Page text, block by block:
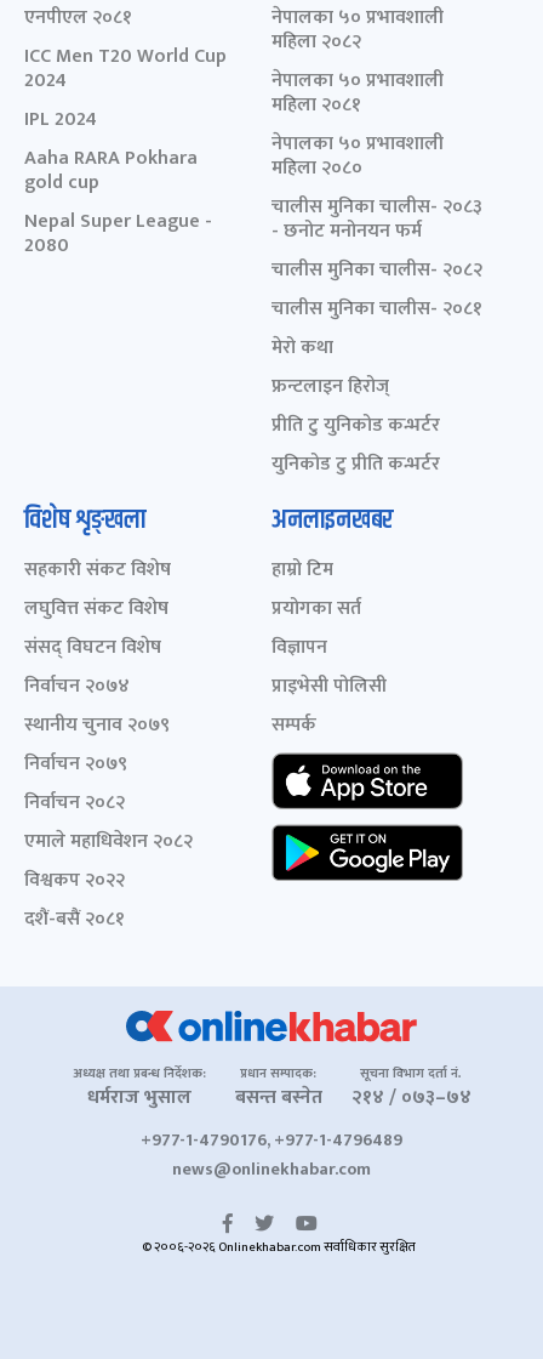
एनपीएल २०८१
ICC Men T20 World Cup
2024
IPL 2024
Aaha RARA Pokhara
gold cup
Nepal Super League -
2080
नेपालका ५० प्रभावशाली
महिला २०८२
नेपालका ५० प्रभावशाली
महिला २०८१
नेपालका ५० प्रभावशाली
महिला २०८०
चालीस मुनिका चालीस- २०८३
- छनोट मनोनयन फर्म
चालीस मुनिका चालीस- २०८२
चालीस मुनिका चालीस- २०८१
मेरो कथा
फ्रन्टलाइन हिरोज्
प्रीति टु युनिकोड कन्भर्टर
युनिकोड टु प्रीति कन्भर्टर
विशेष शृङ्खला
सहकारी संकट विशेष
लघुवित्त संकट विशेष
संसद् विघटन विशेष
निर्वाचन २०७४
स्थानीय चुनाव २०७९
निर्वाचन २०७९
निर्वाचन २०८२
एमाले महाधिवेशन २०८२
विश्वकप २०२२
दशैं-बसैं २०८१
अनलाइनखबर
हाम्रो टिम
प्रयोगका सर्त
विज्ञापन
प्राइभेसी पोलिसी
सम्पर्क
अध्यक्ष तथा प्रबन्ध निर्देशक:
धर्मराज भुसाल
प्रधान सम्पादक:
बसन्त बस्नेत
सूचना विभाग दर्ता नं.
२१४ / ०७३–७४
+977-1-4790176, +977-1-4796489
news@onlinekhabar.com
© २००६-२०२६ Onlinekhabar.com सर्वाधिकार सुरक्षित